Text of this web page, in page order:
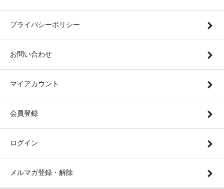
プライバシーポリシー
お問い合わせ
マイアカウント
会員登録
ログイン
メルマガ登録・解除